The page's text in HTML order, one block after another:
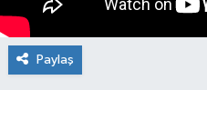
Paylaş